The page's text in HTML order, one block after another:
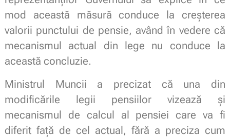
mod această măsură conduce la creșterea
valorii punctului de pensie, având în vedere că
mecanismul actual din lege nu conduce la
această concluzie.
Ministrul Muncii a precizat că una din
modificările legii pensiilor vizează și
mecanismul de calcul al pensiei care va fi
diferit față de cel actual, fără a preciza cum